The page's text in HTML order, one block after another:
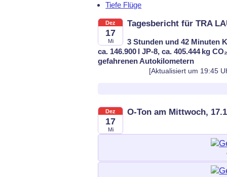
Tiefe Flüge
Dez
17
Mi
Tagesbericht für TRA
3 Stunden und 42 Minuten
ca. 146.900 l JP-8, ca. 405.444 kg
gefahrenen Autokilometern
[Aktualisiert um 19:45
Dez
17
Mi
O-Ton am Mittwoch,